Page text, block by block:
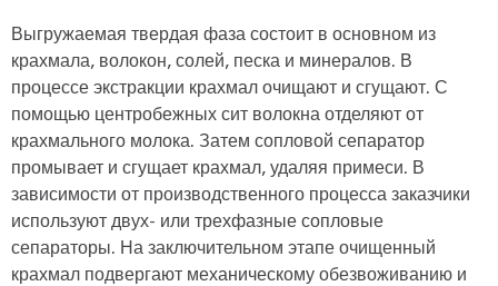
Выгружаемая твердая фаза состоит в основном из
крахмала, волокон, солей, песка и минералов. В
процессе экстракции крахмал очищают и сгущают. С
помощью центробежных сит волокна отделяют от
крахмального молока. Затем сопловой сепаратор
промывает и сгущает крахмал, удаляя примеси. В
зависимости от производственного процесса заказчики
используют двух- или трехфазные сопловые
сепараторы. На заключительном этапе очищенный
крахмал подвергают механическому обезвоживанию и